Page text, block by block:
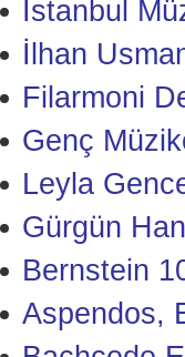
İstanbul
İlhan
Filarmoni
Genç
Leyla
Gürgün
Bernstein
Aspendos,